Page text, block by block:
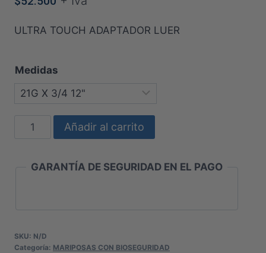
ULTRA TOUCH ADAPTADOR LUER
Medidas
MARIPOSA
ADAPTADOR
Añadir al carrito
GARANTÍA DE SEGURIDAD EN EL PAGO
SKU: N/D
Categoría: MARIPOSAS CON BIOSEGURIDAD